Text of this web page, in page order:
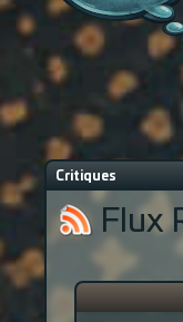
Critiques
Flux